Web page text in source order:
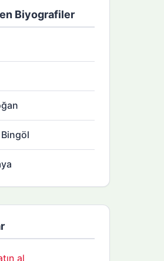
Biyografiler